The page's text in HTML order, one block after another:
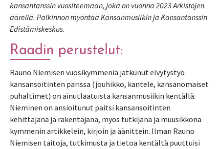
kansantanssin vuositeemaan, joka on vuonna 2023 Arkistojen
äärellä. Palkinnon myöntää Kansanmusiikin ja Kansantanssin
Edistämiskeskus.
Raadin perustelut:
Rauno Niemisen vuosikymmeniä jatkunut elvytystyö
kansansoitinten parissa (jouhikko, kantele, kansanomaiset
puhaltimet) on ainutlaatuista kansanmusiikin kentällä.
Nieminen on ansioitunut paitsi kansansoitinten
kehittäjänä ja rakentajana, myös tutkijana ja muusikkona
kymmenin artikkelein, kirjoin ja äänittein. Ilman Rauno
Niemisen taitoja, tutkimusta ja tietoa kentältä puuttuisi